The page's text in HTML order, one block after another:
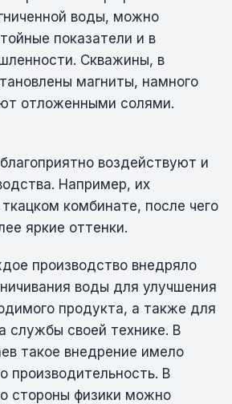
воды, можно
показатели и в
Скважины, в
магниты, намного
отложенными солями.
воздействуют и
Например, их
комбинате, после чего
яркие оттенки.
производство внедряло
воды для улучшения
продукта, а также для
службы своей технике. В
такое внедрение имело
производительность. В
стороны физики можно